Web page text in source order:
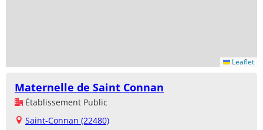
Leaflet
Maternelle de Saint Connan
Établissement Public
Saint-Connan (22480)